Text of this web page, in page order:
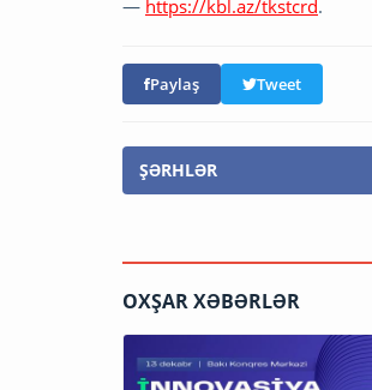
— https://kbl.az/tkstcrd.
Paylaş Tweet
ŞƏRHLƏR
OXŞAR XƏBƏRLƏR